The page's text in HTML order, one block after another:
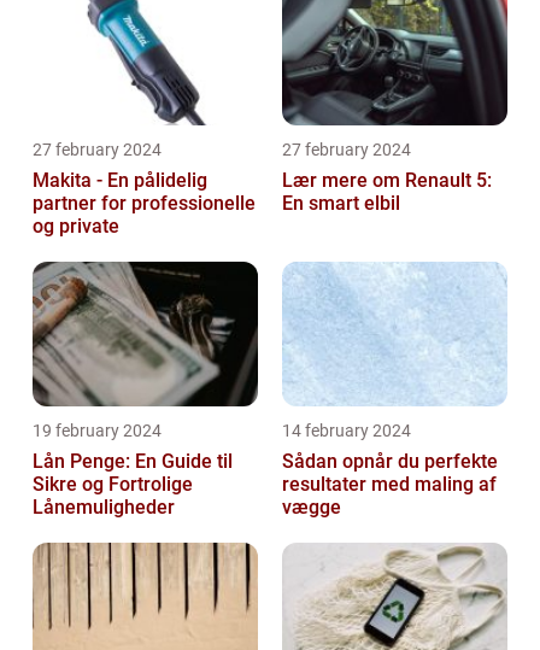
27 february 2024
Makita - En pålidelig
partner for professionelle
og private
27 february 2024
Lær mere om Renault 5:
En smart elbil
19 february 2024
Lån Penge: En Guide til
Sikre og Fortrolige
Lånemuligheder
14 february 2024
Sådan opnår du perfekte
resultater med maling af
vægge